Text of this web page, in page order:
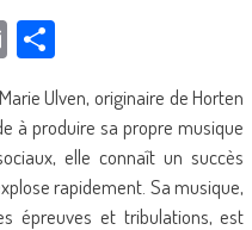
EmailPartager
Ulven, originaire de Horten
à produire sa propre musique
elle connaît un succès
rapidement. Sa musique,
épreuves et tribulations, est